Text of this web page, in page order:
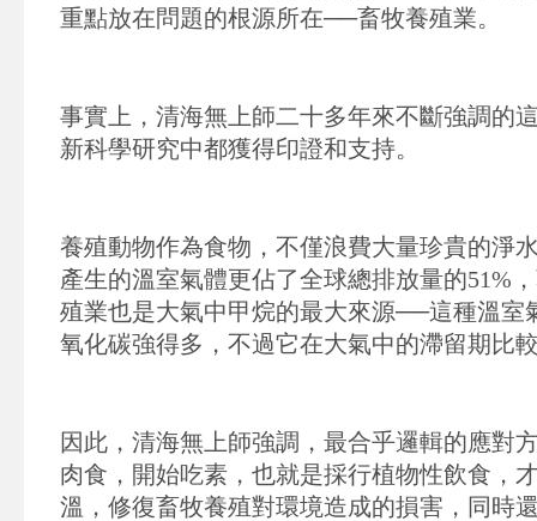
重點放在問題的根源所在──畜牧養殖業。
事實上，清海無上師二十多年來不斷強調的
新科學研究中都獲得印證和支持。
養殖動物作為食物，不僅浪費大量珍貴的淨
產生的溫室氣體更佔了全球總排放量的51%
殖業也是大氣中甲烷的最大來源──這種溫室
氧化碳強得多，不過它在大氣中的滯留期比
因此，清海無上師強調，最合乎邏輯的應對
肉食，開始吃素，也就是採行植物性飲食，
溫，修復畜牧養殖對環境造成的損害，同時